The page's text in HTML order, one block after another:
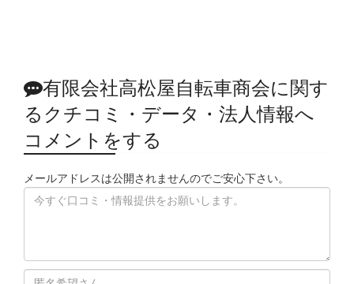
有限会社高松屋自転車商会に関す
るクチコミ・データ・法人情報へ
コメントをする
メールアドレスは公開されませんのでご安心下さい。